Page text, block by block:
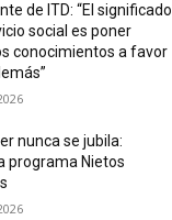
de ITD: “El significado
social es poner
conocimientos a favor
nunca se jubila:
programa Nietos